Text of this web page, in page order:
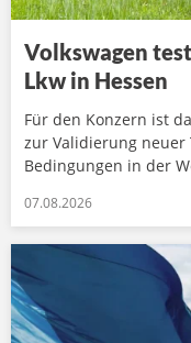
Volkswagen
Lkw in Hessen
Für den Konzern ist
zur Validierung
Bedingungen in der
07.08.2026